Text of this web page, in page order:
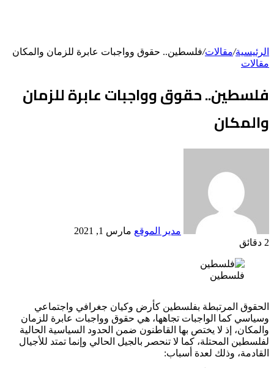
الرئيسية/مقالات/فلسطين.. حقوق وواجبات عابرة للزمان والمكان
مقالات
فلسطين.. حقوق وواجبات عابرة للزمان
والمكان
مدير الموقع مارس 1, 2021
2 دقائق
فلسطين
الحقوق المرتبطة بفلسطين كأرض وكيان جغرافي واجتماعي
وسياسي كما الواجبات تجاهها، هي حقوق وواجبات عابرة للزمان
والمكان، إذ لا يختص بها القاطنون ضمن الحدود السياسية الحالية
لفلسطين المحتلة، كما لا تنحصر بالجيل الحالي وإنما تمتد للأجيال
القادمة، وذلك لعدة أسباب: